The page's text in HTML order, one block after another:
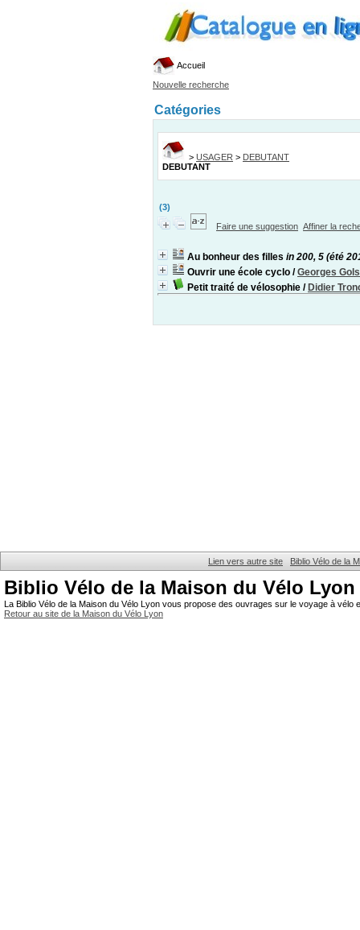
Accueil
Nouvelle recherche
Catégories
> USAGER > DEBUTANT
DEBUTANT
(3)
Faire une suggestion Affiner la
Au bonheur des filles in 200, 5 (été
Ouvrir une école cyclo /Georges
Petit traité de vélosophie / Didier
Lien vers autre site Biblio Vélo de la
Biblio Vélo de la Maison du Vélo Lyon
La Biblio Vélo de la Maison du Vélo Lyon vous propose des ouvrages sur le voyage à
Retour au site de la Maison du Vélo Lyon